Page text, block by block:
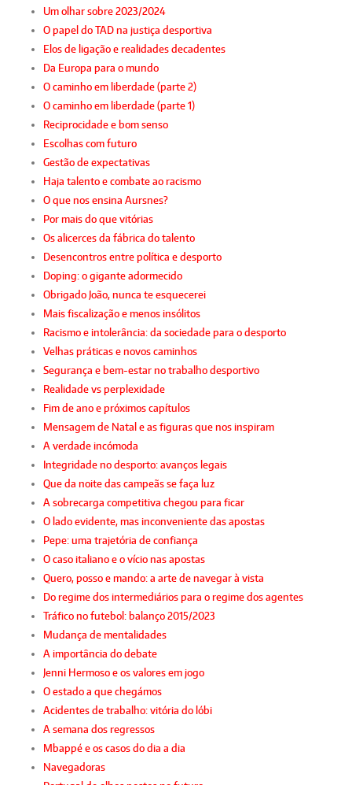
Um olhar sobre 2023/2024
O papel do TAD na justiça desportiva
Elos de ligação e realidades decadentes
Da Europa para o mundo
O caminho em liberdade (parte 2)
O caminho em liberdade (parte 1)
Reciprocidade e bom senso
Escolhas com futuro
Gestão de expectativas
Haja talento e combate ao racismo
O que nos ensina Aursnes?
Por mais do que vitórias
Os alicerces da fábrica do talento
Desencontros entre política e desporto
Doping: o gigante adormecido
Obrigado João, nunca te esquecerei
Mais fiscalização e menos insólitos
Racismo e intolerância: da sociedade para o desporto
Velhas práticas e novos caminhos
Segurança e bem-estar no trabalho desportivo
Realidade vs perplexidade
Fim de ano e próximos capítulos
Mensagem de Natal e as figuras que nos inspiram
A verdade incómoda
Integridade no desporto: avanços legais
Que da noite das campeãs se faça luz
A sobrecarga competitiva chegou para ficar
O lado evidente, mas inconveniente das apostas
Pepe: uma trajetória de confiança
O caso italiano e o vício nas apostas
Quero, posso e mando: a arte de navegar à vista
Do regime dos intermediários para o regime dos agentes
Tráfico no futebol: balanço 2015/2023
Mudança de mentalidades
A importância do debate
Jenni Hermoso e os valores em jogo
O estado a que chegámos
Acidentes de trabalho: vitória do lóbi
A semana dos regressos
Mbappé e os casos do dia a dia
Navegadoras